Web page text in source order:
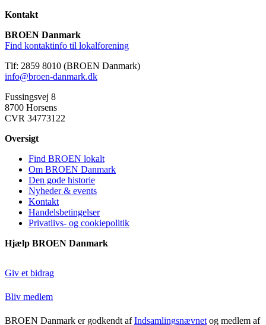
Kontakt
BROEN Danmark
Find kontaktinfo til lokalforening
Tlf: 2859 8010 (BROEN Danmark)
info@broen-danmark.dk
Fussingsvej 8
8700 Horsens
CVR 34773122
Oversigt
Find BROEN lokalt
Om BROEN Danmark
Den gode historie
Nyheder & events
Kontakt
Handelsbetingelser
Privatlivs- og cookiepolitik
Hjælp BROEN Danmark
Giv et bidrag
Bliv medlem
BROEN Danmark er godkendt afIndsamlingsnævnet og medlem af